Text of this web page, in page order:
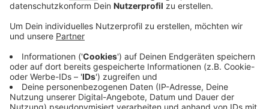
Anzeige
Dafür haben die Politiker aus dem Umwelt- und
Klimaausschuss das Zooquartier ausgewählt. Das
Gebiet liegt zwischen Schönwasserstraße, Uerdinger